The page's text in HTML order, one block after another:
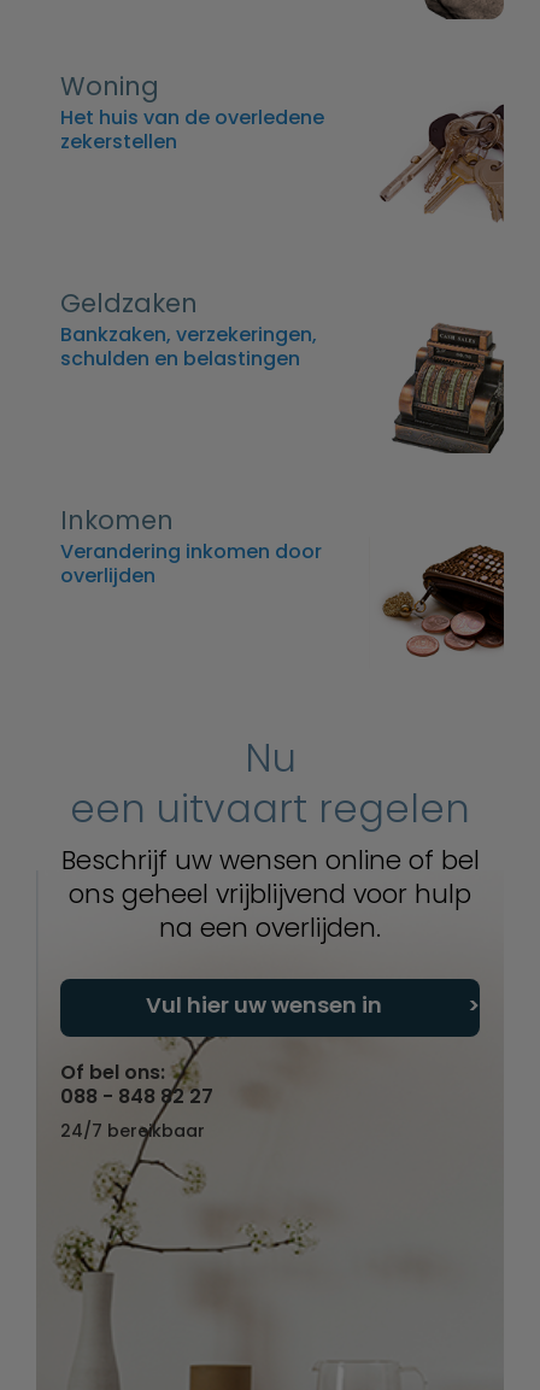
Woning
Het huis van de overledene
zekerstellen
Geldzaken
Bankzaken, verzekeringen,
schulden en belastingen
Inkomen
Verandering inkomen door
overlijden
Nu
een uitvaart regelen
Beschrijf uw wensen online of bel
ons geheel vrijblijvend voor hulp
na een overlijden.
Vul hier uw wensen in
Of bel ons:
088 - 848 82 27
24/7 bereikbaar